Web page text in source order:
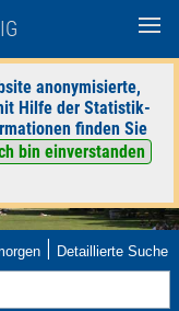
anonymisierte,
Hilfe der Statistik-
finden Sie
bin einverstanden
| Detaillierte Suche